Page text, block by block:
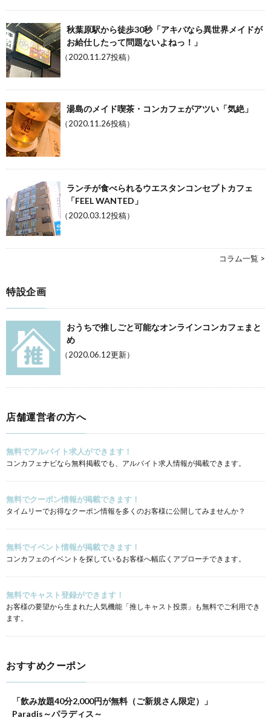
秋葉原駅から徒歩30秒「アキバなら異世界メイドが
お給仕したって問題ないよねっ！」
（2020.11.27投稿）
湯島のメイド喫茶・コンカフェがアツい「気絶」
（2020.11.26投稿）
ランチが食べられるウエスタンコンセプトカフェ
「FEEL WANTED」
（2020.03.12投稿）
コラム一覧 >
特設企画
おうちで推しごと可能なオンラインコンカフェまと
め
（2020.06.12更新）
店舗運営者の方へ
無料でアルバイト求人ができます！
コンカフェナビなら無料掲載でも、アルバイト求人情報が掲載できます。
無料でクーポン情報が掲載できます！
タイムリーでお得なクーポン情報を多くのお客様に公開してみませんか？
無料でイベント情報が掲載できます！
コンカフェのイベントを探しているお客様へ幅広くアプローチできます。
無料でキャスト登録ができます！
お客様の要望から生まれた人気機能「推しキャスト投票」も無料でご利用でき
ます。
おすすめクーポン
「飲み放題40分2,000円が無料（ご新規さん限定）」
Paradis～パラディス～